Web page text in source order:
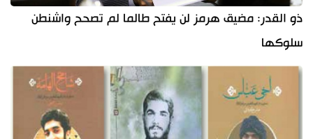
ذو القدر: مضيق هرمز لن يفتح طالما لم تصحح واشنطن
سلوكها